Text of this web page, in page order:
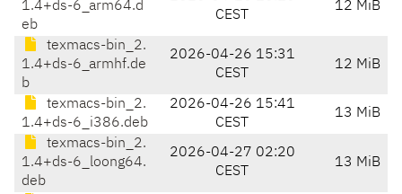
1.4+ds-6_arm64.d
eb
CEST
12 MiB
texmacs-bin_2.
1.4+ds-6_armhf.de
b
2026-04-26 15:31
CEST
12 MiB
texmacs-bin_2.
1.4+ds-6_i386.deb
2026-04-26 15:41
CEST
13 MiB
texmacs-bin_2.
1.4+ds-6_loong64.
deb
2026-04-27 02:20
CEST
13 MiB